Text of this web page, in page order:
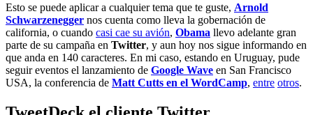
Esto se puede aplicar a cualquier tema que te guste, Arnold
Schwarzenegger nos cuenta como lleva la gobernación de
california, o cuando casi cae su avión, Obama llevo adelante gran
parte de su campaña en Twitter, y aun hoy nos sigue informando en
que anda en 140 caracteres. En mi caso, estando en Uruguay, pude
seguir eventos el lanzamiento de Google Wave en San Francisco
USA, la conferencia de Matt Cutts en el WordCamp, entre otros.